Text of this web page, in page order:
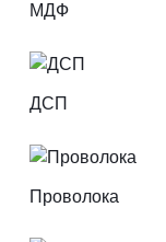
МДФ
ДСП
Проволока